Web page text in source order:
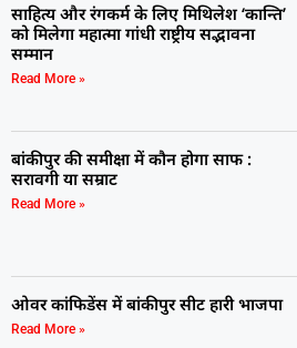
साहित्य और रंगकर्म के लिए मिथिलेश ‘कान्ति’
को मिलेगा महात्मा गांधी राष्ट्रीय सद्भावना
सम्मान
Read More »
बांकीपुर की समीक्षा में कौन होगा साफ :
सरावगी या सम्राट
Read More »
ओवर कांफिडेंस में बांकीपुर सीट हारी भाजपा
Read More »